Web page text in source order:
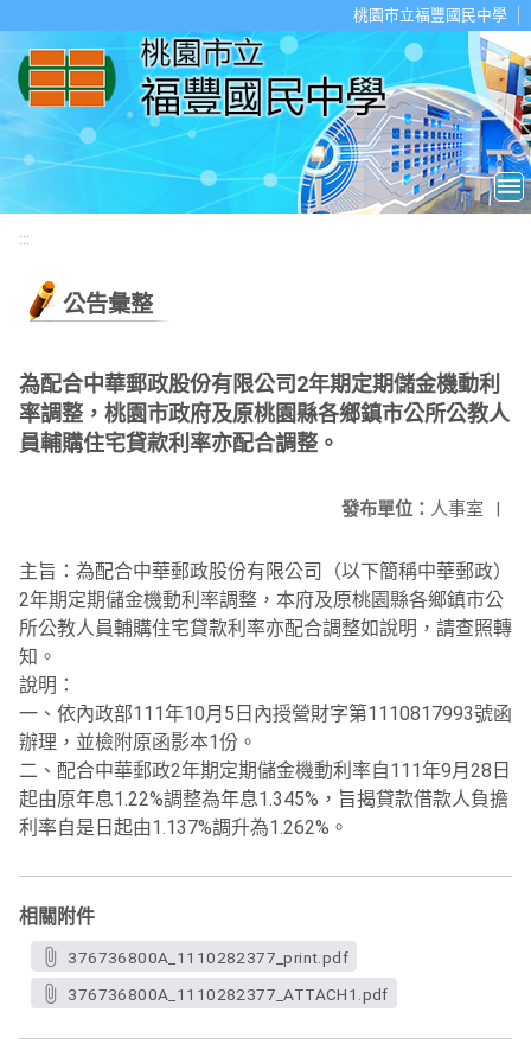
桃園市立福豐國民中學
:::
公告彙整
為配合中華郵政股份有限公司2年期定期儲金機動利
率調整，桃園市政府及原桃園縣各鄉鎮市公所公教人
員輔購住宅貸款利率亦配合調整。
發布單位： 人事室 |
主旨：為配合中華郵政股份有限公司（以下簡稱中華郵政）
2年期定期儲金機動利率調整，本府及原桃園縣各鄉鎮市公
所公教人員輔購住宅貸款利率亦配合調整如說明，請查照轉
知。
說明：
一、依內政部111年10月5日內授營財字第1110817993號函
辦理，並檢附原函影本1份。
二、配合中華郵政2年期定期儲金機動利率自111年9月28日
起由原年息1.22%調整為年息1.345%，旨揭貸款借款人負擔
利率自是日起由1.137%調升為1.262%。
相關附件
376736800A_1110282377_print.pdf
376736800A_1110282377_ATTACH1.pdf